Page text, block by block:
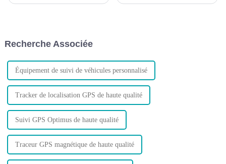
le trafic GPS ?
Recherche Associée
Équipement de suivi de véhicules personnalisé
Tracker de localisation GPS de haute qualité
Suivi GPS Optimus de haute qualité
Traceur GPS magnétique de haute qualité